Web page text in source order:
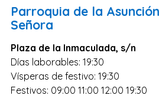
Islas Baleares
Las Palmas
Málaga
Alicante
Toledo
Parroquia de la
Señora
Plaza de la Inmaculada, s/n
Días laborables: 19:30
Vísperas de festivo: 19:30
Festivos: 09:00 11:00 12:00 19:30